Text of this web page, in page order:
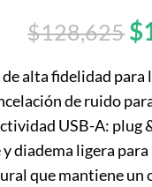
$128,625$
alta fidelidad para
de ruido
USB-A: plug
diadema ligera
que mantiene